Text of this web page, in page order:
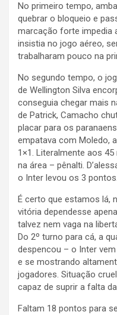
No primeiro tempo,
quebrar o bloqueio e
marcação forte impedia
insistia no jogo aéreo,
trabalharam pouco na
No segundo tempo, o
de Wellington Silva
conseguia chegar mais
de Patrick, Camacho
placar para os
empatava com Moledo,
1×1. Literalmente aos
na área – pênalti.
o Inter levou os 3 pontos.
É certo que estamos lá,
vitória dependesse
talvez nem vaga na
Do 2º turno para cá, a
despencou – o Inter
e se mostrando
jogadores. Situação
capaz de suprir a falta
Faltam 18 pontos para